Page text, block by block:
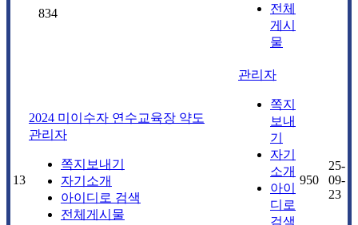
834
전체
게시
물
13
2024 미이수자 연수교육장 약도
관리자
쪽지보내기
자기소개
아이디로 검색
전체게시물
관리자
쪽지
보내
기
자기
소개
아이
디로
검색
950
25-
09-
23